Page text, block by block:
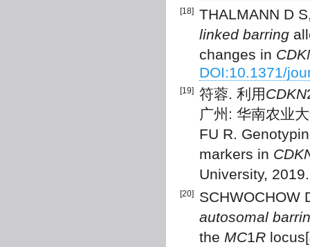
[18]
THALMANN D
linked barring
changes in
DOI:10.1371/
[19] 符蓉. 利用CDKN
广州: 华南农业
FU R.
markers in
University,
[20]
SCHWOCHOW
autosomal
the MC1R